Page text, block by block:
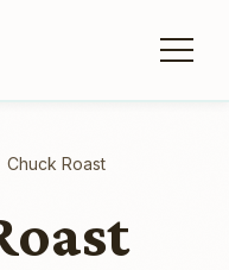
Chuck Roast